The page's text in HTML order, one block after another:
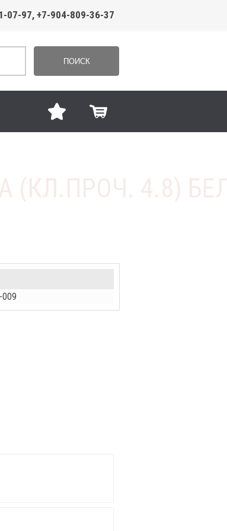
07-97, +7-904-809-36-37
ПОИСК